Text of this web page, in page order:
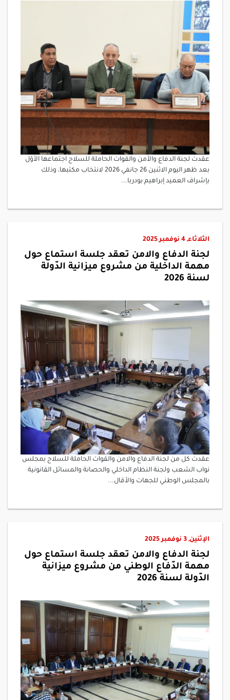
عقدت لجنة الدفاع والأمن والقوات الحاملة للسلاح اجتماعها الأوّل
بعد ظهر اليوم الاثنين 26 جانفي 2026 لانتخاب مكتبها، وذلك
بإشراف العميد إبراهيم بودربا...
الثلاثاء, 4 نوفمبر 2025
لجنة الدفاع والامن تعقد جلسة استماع حول
مهمة الداخلية من مشروع ميزانية الدّولة
لسنة 2026
عقدت كل من لجنة الدفاع والامن والقوات الحاملة للسلاح بمجلس
نواب الشعب ولجنة النظام الداخلي والحصانة والمسائل القانونية
بالمجلس الوطني للجهات والأقال...
الإثنين, 3 نوفمبر 2025
لجنة الدفاع والامن تعقد جلسة استماع حول
مهمة الدّفاع الوطني من مشروع ميزانية
الدّولة لسنة 2026